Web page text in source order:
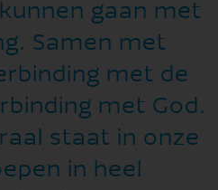
gaan met
Samen met
met de
met God.
staat in onze
in heel